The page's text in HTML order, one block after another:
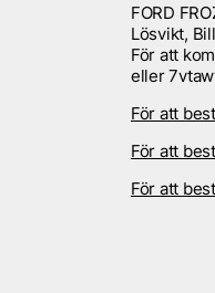
FORD
Lösvikt,
För att
eller
För att
För att
För att